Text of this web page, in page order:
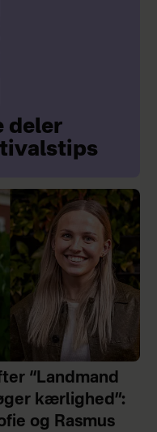
deler
“Landmand
kærlighed”:
og Rasmus